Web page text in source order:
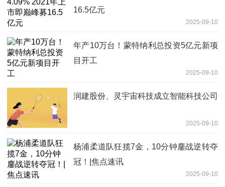
16.5亿元
2025-09-10
年产10万台！蒙特纳利总投资5亿元新项
目开工
2025-09-10
润建股份、灵宇宙科技成立智能科技公司
2025-09-10
杨浦柔道队狂揽7金，10分钟鏖战逆转夺
冠！|焦点速讯
2025-09-10